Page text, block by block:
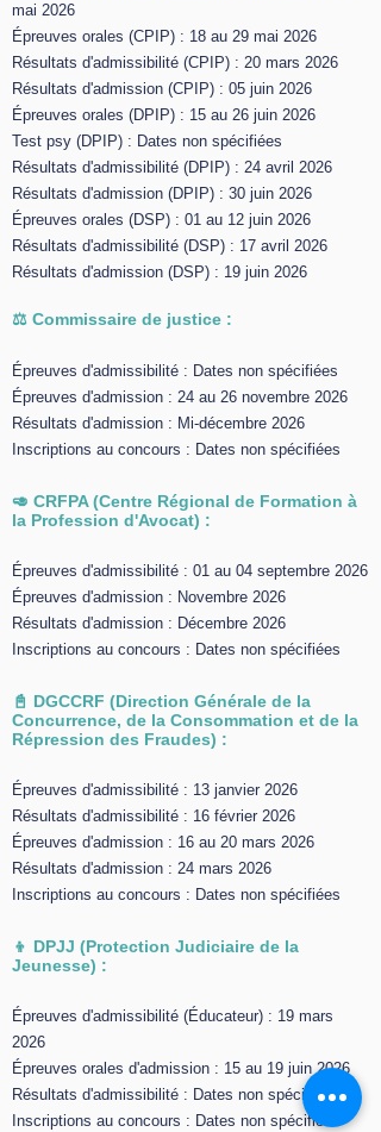
mai 2026
Épreuves orales (CPIP) : 18 au 29 mai 2026
Résultats d'admissibilité (CPIP) : 20 mars 2026
Résultats d'admission (CPIP) : 05 juin 2026
Épreuves orales (DPIP) : 15 au 26 juin 2026
Test psy (DPIP) : Dates non spécifiées
Résultats d'admissibilité (DPIP) : 24 avril 2026
Résultats d'admission (DPIP) : 30 juin 2026
Épreuves orales (DSP) : 01 au 12 juin 2026
Résultats d'admissibilité (DSP) : 17 avril 2026
Résultats d'admission (DSP) : 19 juin 2026
⚖️ Commissaire de justice :
Épreuves d'admissibilité : Dates non spécifiées
Épreuves d'admission : 24 au 26 novembre 2026
Résultats d'admission : Mi-décembre 2026
Inscriptions au concours : Dates non spécifiées
🥑 CRFPA (Centre Régional de Formation à
la Profession d'Avocat) :
Épreuves d'admissibilité : 01 au 04 septembre 2026
Épreuves d'admission : Novembre 2026
Résultats d'admission : Décembre 2026
Inscriptions au concours : Dates non spécifiées
📓 DGCCRF (Direction Générale de la
Concurrence, de la Consommation et de la
Répression des Fraudes) :
Épreuves d'admissibilité : 13 janvier 2026
Résultats d'admissibilité : 16 février 2026
Épreuves d'admission : 16 au 20 mars 2026
Résultats d'admission : 24 mars 2026
Inscriptions au concours : Dates non spécifiées
👦 DPJJ (Protection Judiciaire de la
Jeunesse) :
Épreuves d'admissibilité (Éducateur) : 19 mars
2026
Épreuves orales d'admission : 15 au 19 juin 2026
Résultats d'admissibilité : Dates non spécifiées
Inscriptions au concours : Dates non spécifiées